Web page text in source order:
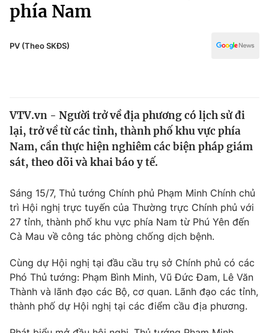
Xã hội
Pháp luật
Thế giới
Tin tức
Thế giới đó đây
Câu chuyện quốc tế
Kinh tế
Thị trường
Góc doanh nghiệp
Truyền hình
Phim VTV
Hậu trường
Nhân vật
Khán giả
Điện ảnh
Âm nhạc
Sao
Đời sống
Du lịch
Y tế
Công nghệ
phía Nam
PV (Theo SKĐS)
VTV.vn - Người trở về địa phương có lịch sử đi
lại, trở về từ các tỉnh, thành phố khu vực phía
Nam, cần thực hiện nghiêm các biện pháp giám
sát, theo dõi và khai báo y tế.
Sáng 15/7, Thủ tướng Chính phủ Phạm Minh Chính chủ
trì Hội nghị trực tuyến của Thường trực Chính phủ với
27 tỉnh, thành phố khu vực phía Nam từ Phú Yên đến
Cà Mau về công tác phòng chống dịch bệnh.
Cùng dự Hội nghị tại đầu cầu trụ sở Chính phủ có các
Phó Thủ tướng: Phạm Bình Minh, Vũ Đức Đam, Lê Văn
Thành và lãnh đạo các Bộ, cơ quan. Lãnh đạo các tỉnh,
thành phố dự Hội nghị tại các điểm cầu địa phương.